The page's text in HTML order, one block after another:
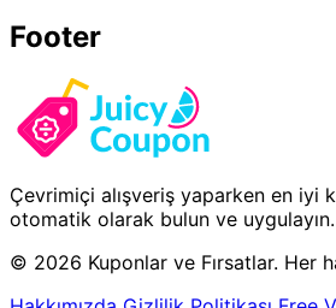
Footer
Çevrimiçi alışveriş yaparken en iyi
otomatik olarak bulun ve uygulayın.
© 2026 Kuponlar ve Fırsatlar. Her